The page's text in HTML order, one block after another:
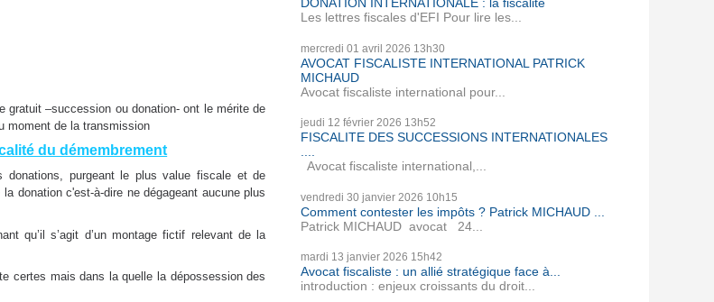
–succession ou donation- ont le mérite de
moment de la transmission
du démembrement
donations, purgeant le plus value fiscale et de
donation c'est-à-dire ne dégageant aucune plus
qu’il s’agit d’un montage fictif relevant de la
certes mais dans la quelle la dépossession des
Les lettres fiscales d'EFI Pour lire les...
mercredi 01 avril 2026 13h30
AVOCAT FISCALISTE INTERNATIONAL PATRICK
MICHAUD
Avocat fiscaliste international pour...
jeudi 12 février 2026 13h52
FISCALITE DES SUCCESSIONS INTERNATIONALES
Avocat fiscaliste international,...
vendredi 30 janvier 2026 10h15
Comment contester les impôts ? Patrick MICHAUD ...
Patrick MICHAUD avocat 24...
mardi 13 janvier 2026 15h42
Avocat fiscaliste : un allié stratégique face à...
introduction : enjeux croissants du droit...